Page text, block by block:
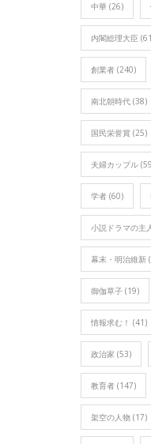
中華 (26)
内閣総理大臣
創業者 (240)
南北朝時代 (38)
国民栄誉賞 (25)
夫婦カップル
学者 (60)
小説ドラマの主
幕末・明治維新
御伽草子 (19)
情報求む！ (41)
政治家 (53)
教育者 (147)
架空の人物 (17)